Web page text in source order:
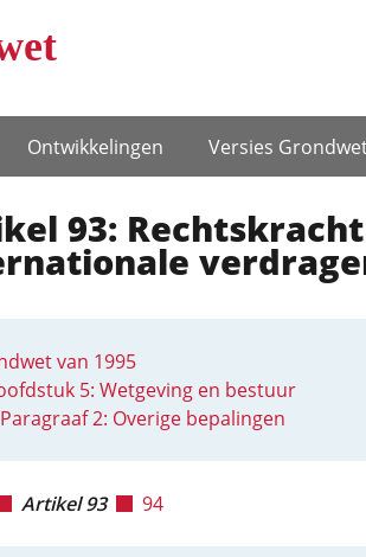
Ontwikke­lingen Versies
93: Rechtskracht
van 1995
5: Wetgeving en bestuur
Paragraaf 2: Overige bepalingen
Artikel 93 94